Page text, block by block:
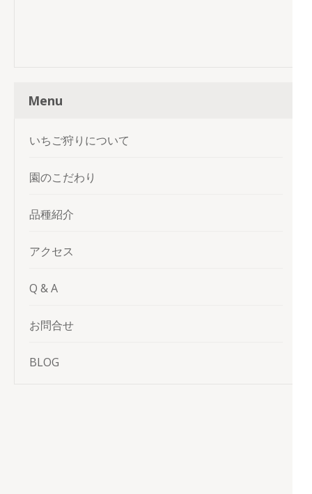
Menu
いちご狩りについて
園のこだわり
品種紹介
アクセス
Q & A
お問合せ
BLOG